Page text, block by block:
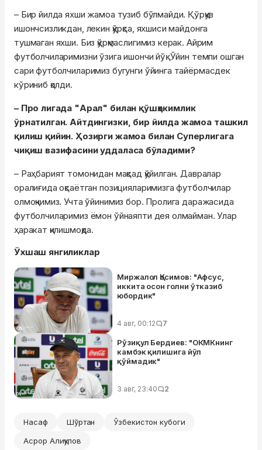
– Бир йилда яхши жамоа тузиб бўлмайди. Қўрқув
ишончсизликдан, лекин қўрқса, яхшиси майдонга
тушмаган яхши. Биз қўрқмаслигимиз керак. Айрим
футболчиларимизни ўзига ишончи йўқ. Ўйин темпи ошган
сари футболчиларимиз бугунги ўйинга тайёрмасдек
кўриниб қолди.
– Про лигада "Арал" билан қўшҳокимлик
ўрнатилган. Айтдингизки, бир йилда жамоа ташкил
қилиш қийин. Ҳозирги жамоа билан Суперлигага
чиқиш вазифасини уддаласа бўладими?
– Раҳбарият томонидан мақсад қўйилган. Давралар
оралиғида оқсаётган позицияларимизга футболчилар
олмоқчимиз. Учта ўйинимиз бор. Пролига даражасида
футболчиларимиз ёмон ўйнаяпти дея олмайман. Улар
ҳаракат қилишмоқда.
Ўхшаш янгиликлар
Миржалол Қосимов: "Афсус,
иккита осон голни ўтказиб
юбордик"
4 авг, 00:12 7
Рўзиқул Бердиев: "ОКМКнинг
камбэк қилишига йўл
қўймадик"
3 авг, 23:40 2
Насаф Шўртан
Ўзбекистон кубоги
Асрор Алиқулов